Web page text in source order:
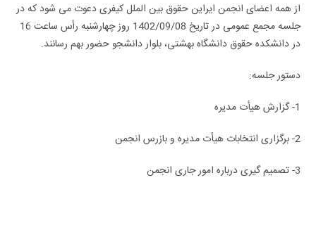
از همه اعضای انجمن ایراین حقوق بین الملل کیفری دعوت می شود که در
جلسه مجمع عمومی در تاریخ 1402/09/08 روز چهارشنبه رأس ساعت 16
در دانشکده حقوق دانشگاه بهشتی، بلوار دانشجو حضور بهم رسانند.
دستور جلسه:
1- گزارش هیأت مدیره
2- برگزاری انتخابات هیأت مدیره و بازرس انجمن
3- تصمیم گیری درباره امور جاری انجمن